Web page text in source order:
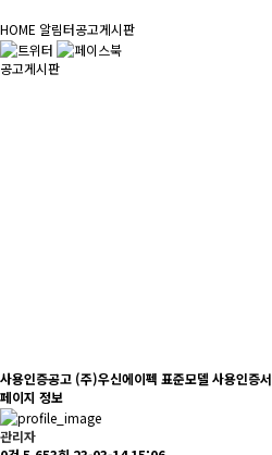
HOME 알림터공고게시판
공고게시판
사용인증공고 (주)우신에이펙 표준모델 사용인증서
페이지 정보
관리자